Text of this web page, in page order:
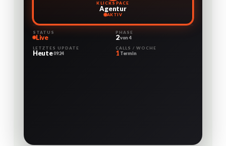
KLICKSPACE
Agentur
AKTIV
STATUS
Live
PHASE
2von 4
LETZTES UPDATE
Heute09:24
CALLS / WOCHE
1 Termin